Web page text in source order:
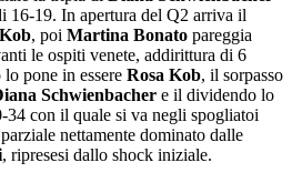
16-19. In apertura del Q2 arriva il
, poi Martina Bonato pareggia
le ospiti venete, addirittura di 6
pone in essere Rosa Kob, il sorpasso
Schwienbacher e il dividendo lo
34 con il quale si va negli spogliatoi
nettamente dominato dalle
, ripresesi dallo shock iniziale.